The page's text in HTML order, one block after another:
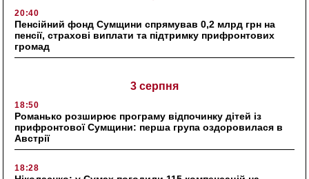
20:40
Пенсійний фонд Сумщини спрямував 0,2 млрд грн на
пенсії, страхові виплати та підтримку прифронтових
громад
3 серпня
18:50
Романько розширює програму відпочинку дітей із
прифронтової Сумщини: перша група оздоровилася в
Австрії
18:28